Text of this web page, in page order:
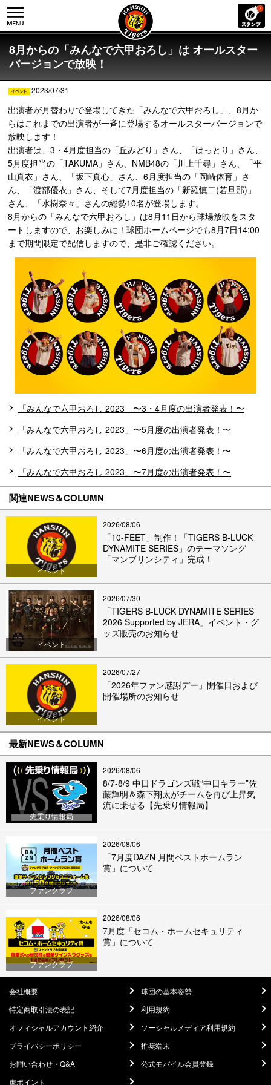
8月からの「みんなで六甲おろし」は オールスター
バージョンで放映！
2023/07/31
出演者が月替わりで登場してきた「みんなで六甲おろし」、8月か
らはこれまでの出演者が一斉に登場するオールスターバージョンで
放映します！
出演者は、3・4月度担当の「丘みどり」さん、「はっとり」さん、
5月度担当の「TAKUMA」さん、NMB48の「川上千尋」さん、「平
山真衣」さん、「坂下真心」さん、6月度担当の「岡崎体育」さ
ん、「渡部優衣」さん、そして7月度担当の「新羅慎二(若旦那)」
さん、「水樹奈々」さんの総勢10名が登場します。
8月からの「みんなで六甲おろし」は8月11日から球場放映をスタ
ートしますので、お楽しみに！球団ホームページでも8月7日14:00
まで期間限定で配信しますので、是非ご確認ください。
「みんなで六甲おろし 2023」〜3・4月度の出演者発表！〜
「みんなで六甲おろし 2023」〜5月度の出演者発表！〜
「みんなで六甲おろし 2023」〜6月度の出演者発表！〜
「みんなで六甲おろし 2023」〜7月度の出演者発表！〜
関連NEWS＆COLUMN
イベント
2026/08/06
「10-FEET」制作！「TIGERS B-LUCK
DYNAMITE SERIES」のテーマソング
「マンブリンシティ」完成！
イベント
2026/07/30
「TIGERS B-LUCK DYNAMITE SERIES
2026 Supported by JERA」イベント・グ
ッズ販売のお知らせ
イベント
2026/07/27
「2026年ファン感謝デー」開催日および
開催場所のお知らせ
最新NEWS＆COLUMN
先乗り情報局
2026/08/06
8/7-8/9 中日ドラゴンズ戦“中日キラー”佐
藤輝明＆森下翔太がチームを再び上昇気
流に乗せる【先乗り情報局】
ファンクラブ
2026/08/06
「7月度DAZN 月間ベストホームラン
賞」について
ファンクラブ
2026/08/06
7月度「セコム・ホームセキュリティ
賞」について
会社概要
球団の基本姿勢
特定商取引法の表記
利用規約
オフィシャルアカウント紹介
ソーシャルメディア利用規約
プライバシーポリシー
推奨端末
お問い合わせ・Q&A
公式モバイル会員登録
虎ポイント